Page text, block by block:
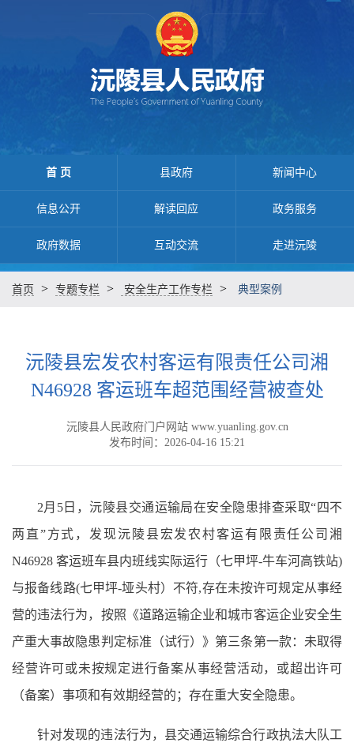
首 页 县政府 新闻中心
信息公开 解读回应 政务服务
政府数据 互动交流 走进沅陵
首页 > 专题专栏 > 安全生产工作专栏 > 典型案例
沅陵县宏发农村客运有限责任公司湘
N46928 客运班车超范围经营被查处
沅陵县人民政府门户网站 www.yuanling.gov.cn
发布时间：2026-04-16 15:21
2月5日，沅陵县交通运输局在安全隐患排查采取“四不
两直”方式，发现沅陵县宏发农村客运有限责任公司湘
N46928 客运班车县内班线实际运行（七甲坪-牛车河高铁站)
与报备线路(七甲坪-垭头村）不符,存在未按许可规定从事经
营的违法行为，按照《道路运输企业和城市客运企业安全生
产重大事故隐患判定标准（试行）》第三条第一款：未取得
经营许可或未按规定进行备案从事经营活动，或超出许可
（备案）事项和有效期经营的；存在重大安全隐患。
针对发现的违法行为，县交通运输综合行政执法大队工